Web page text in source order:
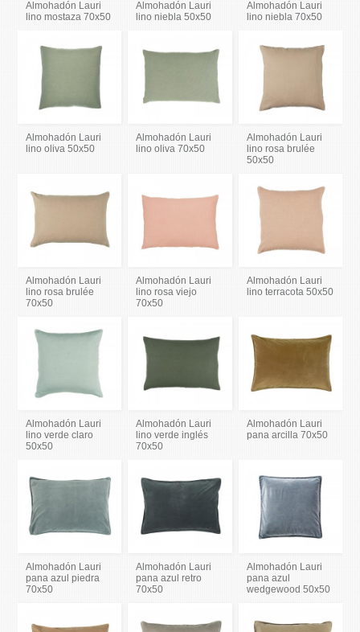
Almohadón Lauri
lino mostaza 70x50
Almohadón Lauri
lino niebla 50x50
Almohadón Lauri
lino niebla 70x50
Almohadón Lauri
lino oliva 50x50
Almohadón Lauri
lino oliva 70x50
Almohadón Lauri
lino rosa brulée
50x50
Almohadón Lauri
lino rosa brulée
70x50
Almohadón Lauri
lino rosa viejo
70x50
Almohadón Lauri
lino terracota 50x50
Almohadón Lauri
lino verde claro
50x50
Almohadón Lauri
lino verde inglés
70x50
Almohadón Lauri
pana arcilla 70x50
Almohadón Lauri
pana azul piedra
70x50
Almohadón Lauri
pana azul retro
70x50
Almohadón Lauri
pana azul
wedgewood 50x50